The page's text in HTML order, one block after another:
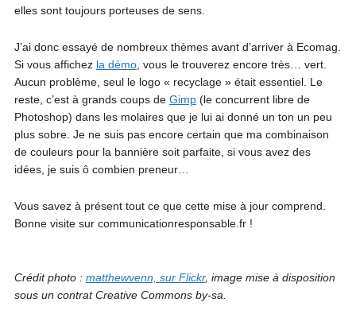
elles sont toujours porteuses de sens.
J’ai donc essayé de nombreux thèmes avant d’arriver à Ecomag.
Si vous affichez la démo, vous le trouverez encore très… vert.
Aucun problème, seul le logo « recyclage » était essentiel. Le
reste, c’est à grands coups de Gimp(le concurrent libre de
Photoshop) dans les molaires que je lui ai donné un ton un peu
plus sobre. Je ne suis pas encore certain que ma combinaison
de couleurs pour la bannière soit parfaite, si vous avez des
idées, je suis ô combien preneur…
Vous savez à présent tout ce que cette mise à jour comprend.
Bonne visite sur communicationresponsable.fr !
Crédit photo : matthewvenn, sur Flickr, image mise à disposition
sous un contrat Creative Commons by-sa.